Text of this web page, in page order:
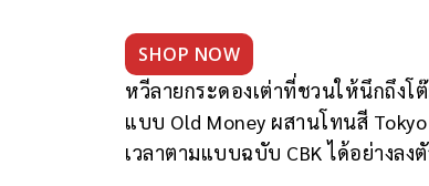
SHOP NOW
หวีลายกระดองเต่าที่ชวนให้นึกถึงโ
แบบ Old Money ผสานโทนสี
เวลาตามแบบฉบับ CBK ได้อย่างลง